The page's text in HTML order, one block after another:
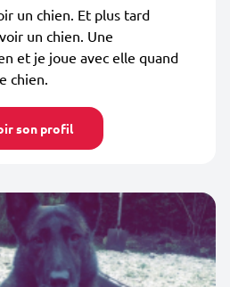
un chien. Et plus tard
un chien. Une
et je joue avec elle quand
chien.
son profil